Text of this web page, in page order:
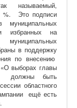
называемый,
%. Это подписи
муниципальных
на
в поддержку
по внесению
выборах главы
должны быть
областного
ещё есть